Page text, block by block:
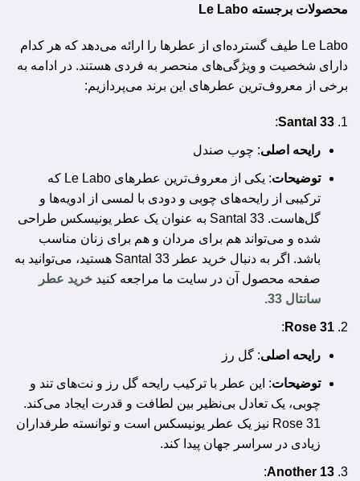
محصولات برجسته Le Labo
Le Labo طیف گسترده‌ای از عطرها را ارائه می‌دهد که هر کدام
دارای شخصیت و ویژگی‌های منحصر به فردی هستند. در ادامه به
برخی از معروف‌ترین عطرهای این برند می‌پردازیم:
Santal 33
:
رایحه اصلی: چوب صندل
توضیحات
: یکی از معروف‌ترین عطرهای Le Labo که
ترکیبی از رایحه‌های چوبی و دودی با لمسی از ادویه‌ها و
گل‌هاست. Santal 33 به عنوان یک عطر یونیسکس طراحی
شده و می‌تواند هم برای مردان و هم برای زنان مناسب
باشد. اگر به دنبال خرید عطر Santal 33 هستید، می‌توانید به
صفحه محصول آن در سایت ما مراجعه کنید خرید عطر
سانتال 33
.
Rose 31
:
رایحه اصلی: گل رز
توضیحات: این عطر با ترکیب رایحه گل رز و نت‌های تند و
چوبی، یک تعادل بی‌نظیر بین لطافت و قدرت ایجاد می‌کند.
Rose 31 نیز یک عطر یونیسکس است و توانسته طرفداران
زیادی در سراسر جهان پیدا کند.
Another 13
: